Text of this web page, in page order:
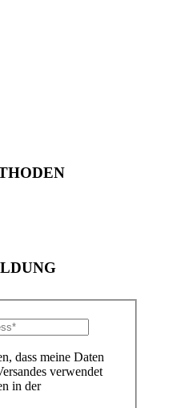
dass meine Daten
verwendet
in der